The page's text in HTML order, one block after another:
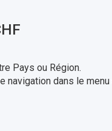
Pays ou Région.
navigation dans le menu